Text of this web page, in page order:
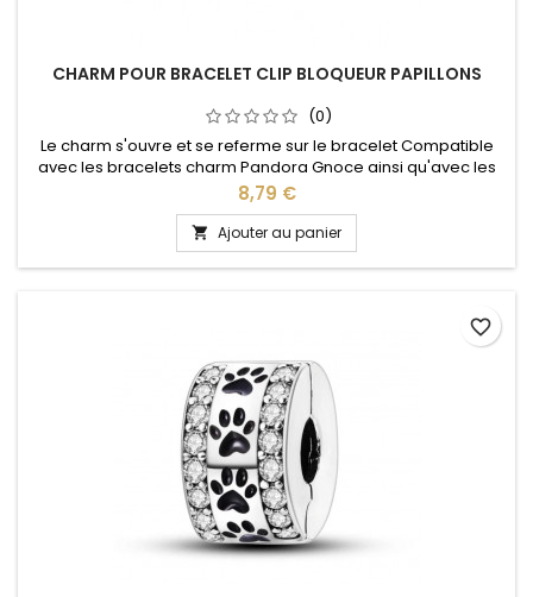
CHARM POUR BRACELET CLIP BLOQUEUR PAPILLONS
(0)
Le charm s'ouvre et se referme sur le bracelet Compatible
avec les bracelets charm Pandora Gnoce ainsi qu'avec les
bracelets charm de notre site idéal pour : Noël, Saint Valentin,
anniversaire, cadeau, fête
Prix
8,79 €
 Ajouter au panier
favorite_border